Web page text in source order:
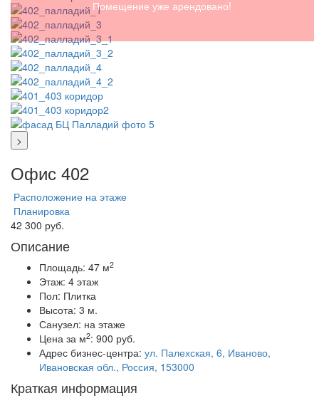
Помещение уже арендовано!
>
Офис 402
Расположение на этаже
Планировка
42 300 руб.
Описание
Площадь: 47 м2
Этаж: 4 этаж
Пол: Плитка
Высота: 3 м.
Санузел: на этаже
Цена за м2: 900 руб.
Адрес бизнес-центра: ул. Палехская, 6, Иваново,
Ивановская обл., Россия, 153000
Краткая информация